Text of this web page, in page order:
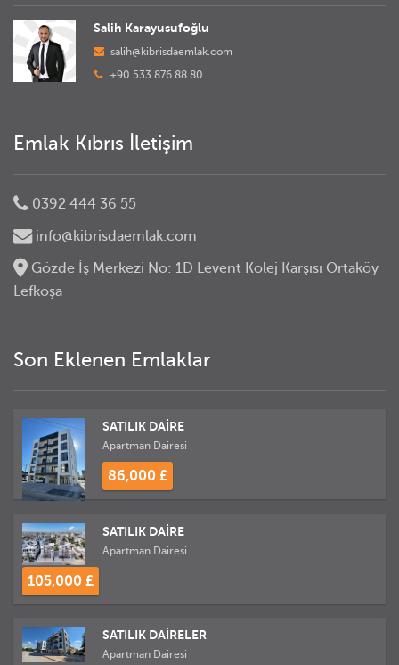
Salih Karayusufoğlu
salih@kibrisdaemlak.com
+90 533 876 88 80
Emlak Kıbrıs İletişim
0392 444 36 55
info@kibrisdaemlak.com
Gözde İş Merkezi No: 1D Levent Kolej Karşısı Ortaköy
Lefkoşa
Son Eklenen Emlaklar
SATILIK DAİRE
Apartman Dairesi
86,000 £
SATILIK DAİRE
Apartman Dairesi
105,000 £
SATILIK DAİRELER
Apartman Dairesi